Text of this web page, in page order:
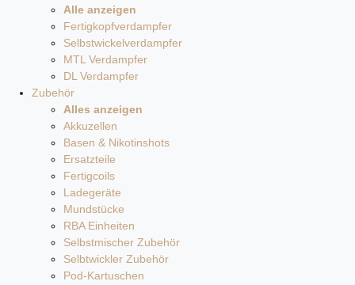
Alle anzeigen
Fertigkopfverdampfer
Selbstwickelverdampfer
MTL Verdampfer
DL Verdampfer
Zubehör
Alles anzeigen
Akkuzellen
Basen & Nikotinshots
Ersatzteile
Fertigcoils
Ladegeräte
Mundstücke
RBA Einheiten
Selbstmischer Zubehör
Selbtwickler Zubehör
Pod-Kartuschen